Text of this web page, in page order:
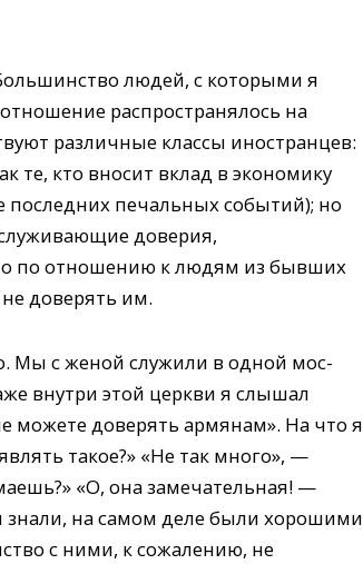
людей, с которыми я
распространялось на
различные классы иностранцев:
кто вносит вклад в экономику
последних печальных событий); но
доверия,
по отношению к людям из бывших
доверять им.
Мы с женой служили в одной мос­
внутри этой церкви я слышал
можете доверять армянам». На что я
такое?» «Не так много», —
«О, она замечательная! —
знали, на самом деле были хорошими
с ними, к сожалению, не